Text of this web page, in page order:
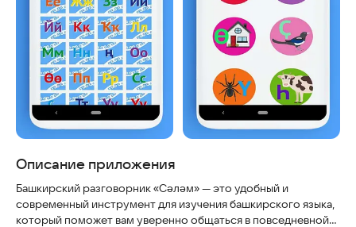
Описание приложения
Башкирский разговорник «Сәләм» — это удобный и
современный инструмент для изучения башкирского языка,
который поможет вам уверенно общаться в повседневной